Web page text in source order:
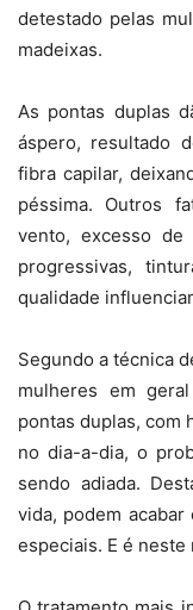
detestado pelas
madeixas.
As pontas duplas
áspero, resultado
fibra capilar,
péssima. Outros
vento, excesso de
progressivas,
qualidade
Segundo a técnica
mulheres em
pontas duplas, com
no dia-a-dia, o
sendo adiada.
vida, podem
especiais. E é